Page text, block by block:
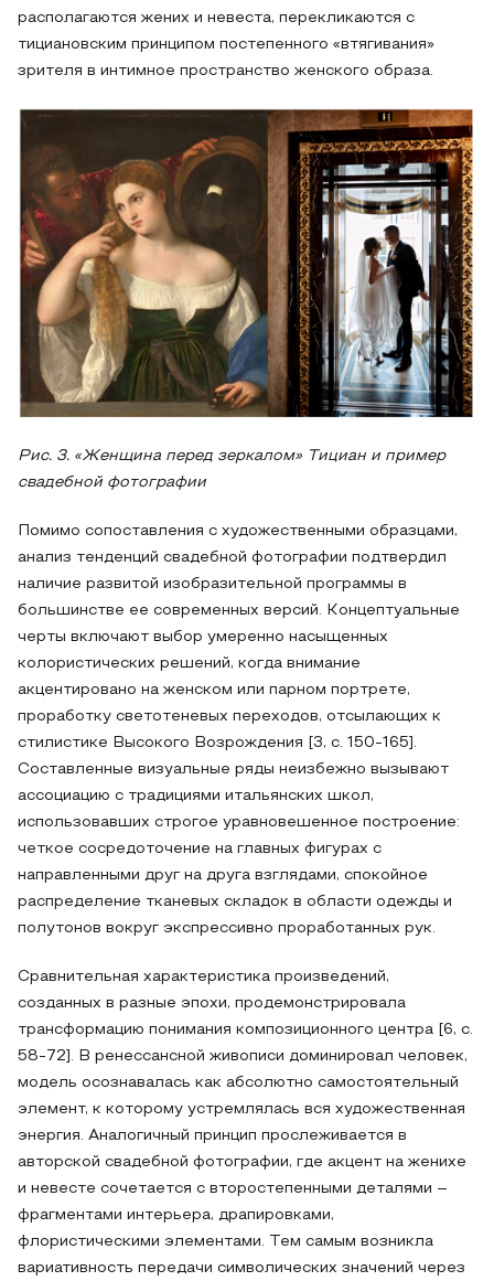
располагаются жених и невеста, перекликаются с
тициановским принципом постепенного «втягивания»
зрителя в интимное пространство женского образа.
Рис. 3. «Женщина перед зеркалом» Тициан и пример
свадебной фотографии
Помимо сопоставления с художественными образцами,
анализ тенденций свадебной фотографии подтвердил
наличие развитой изобразительной программы в
большинстве ее современных версий. Концептуальные
черты включают выбор умеренно насыщенных
колористических решений, когда внимание
акцентировано на женском или парном портрете,
проработку светотеневых переходов, отсылающих к
стилистике Высокого Возрождения [3, с. 150-165].
Составленные визуальные ряды неизбежно вызывают
ассоциацию с традициями итальянских школ,
использовавших строгое уравновешенное построение:
четкое сосредоточение на главных фигурах с
направленными друг на друга взглядами, спокойное
распределение тканевых складок в области одежды и
полутонов вокруг экспрессивно проработанных рук.
Сравнительная характеристика произведений,
созданных в разные эпохи, продемонстрировала
трансформацию понимания композиционного центра [6, с.
58-72]. В ренессансной живописи доминировал человек,
модель осознавалась как абсолютно самостоятельный
элемент, к которому устремлялась вся художественная
энергия. Аналогичный принцип прослеживается в
авторской свадебной фотографии, где акцент на женихе
и невесте сочетается с второстепенными деталями –
фрагментами интерьера, драпировками,
флористическими элементами. Тем самым возникла
вариативность передачи символических значений через